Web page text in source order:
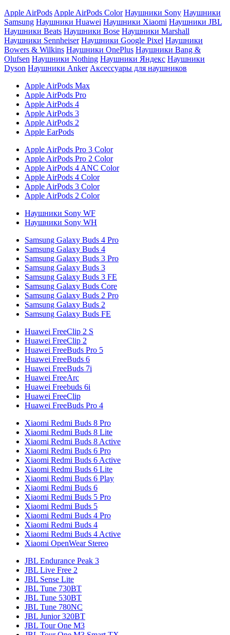
Apple AirPods Apple AirPods Color Наушники Sony Наушники
Samsung Наушники Huawei Наушники Xiaomi Наушники JBL
Наушники Beats Наушники Bose Наушники Marshall
Наушники Sennheiser Наушники Google Pixel Наушники
Bowers & Wilkins Наушники OnePlus Наушники Bang &
Olufsen Наушники Nothing Наушники Яндекс Наушники
Dyson Наушники Anker Аксессуары для наушников
Apple AirPods Max
Apple AirPods Pro
Apple AirPods 4
Apple AirPods 3
Apple AirPods 2
Apple EarPods
Apple AirPods Pro 3 Color
Apple AirPods Pro 2 Color
Apple AirPods 4 ANC Color
Apple AirPods 4 Color
Apple AirPods 3 Color
Apple AirPods 2 Color
Наушники Sony WF
Наушники Sony WH
Samsung Galaxy Buds 4 Pro
Samsung Galaxy Buds 4
Samsung Galaxy Buds 3 Pro
Samsung Galaxy Buds 3
Samsung Galaxy Buds 3 FE
Samsung Galaxy Buds Core
Samsung Galaxy Buds 2 Pro
Samsung Galaxy Buds 2
Samsung Galaxy Buds FE
Huawei FreeClip 2 S
Huawei FreeClip 2
Huawei FreeBuds Pro 5
Huawei FreeBuds 6
Huawei FreeBuds 7i
Huawei FreeArc
Huawei Freebuds 6i
Huawei FreeClip
Huawei FreeBuds Pro 4
Xiaomi Redmi Buds 8 Pro
Xiaomi Redmi Buds 8 Lite
Xiaomi Redmi Buds 8 Active
Xiaomi Redmi Buds 6 Pro
Xiaomi Redmi Buds 6 Active
Xiaomi Redmi Buds 6 Lite
Xiaomi Redmi Buds 6 Play
Xiaomi Redmi Buds 6
Xiaomi Redmi Buds 5 Pro
Xiaomi Redmi Buds 5
Xiaomi Redmi Buds 4 Pro
Xiaomi Redmi Buds 4
Xiaomi Redmi Buds 4 Active
Xiaomi OpenWear Stereo
JBL Endurance Peak 3
JBL Live Free 2
JBL Sense Lite
JBL Tune 730BT
JBL Tune 530BT
JBL Tune 780NC
JBL Junior 320BT
JBL Tour One M3